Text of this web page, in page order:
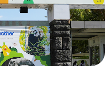
総合案内
動物園 植物園
再生プラン
東山動植物園
への支援